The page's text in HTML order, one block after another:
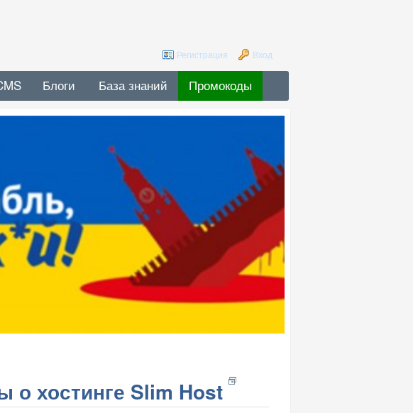
Регистрация Вход
Блоги База знаний Промокоды
хостинге Slim Host